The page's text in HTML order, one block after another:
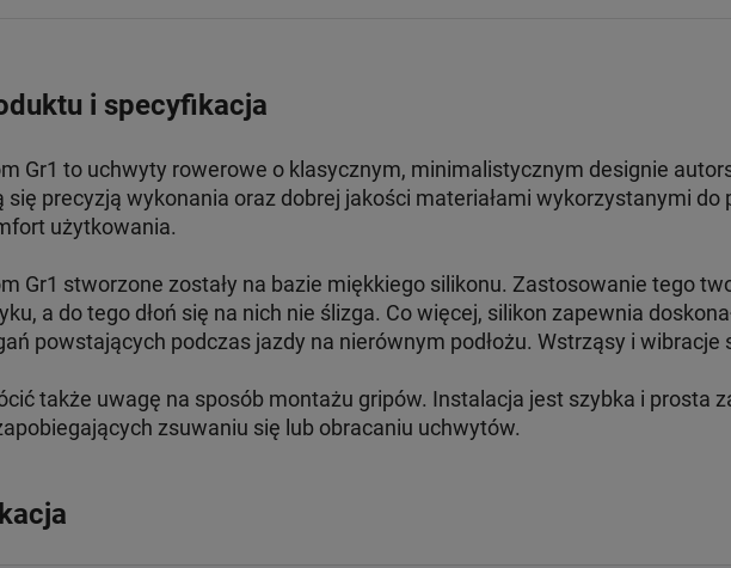
i specyfikacja
Gr1 to uchwyty rowerowe o klasycznym, minimalistycznym designie
się precyzją wykonania oraz dobrej jakości materiałami wykorzystanymi do
użytkowania.
Gr1 stworzone zostały na bazie miękkiego silikonu. Zastosowanie tego
a do tego dłoń się na nich nie ślizga. Co więcej, silikon zapewnia
powstających podczas jazdy na nierównym podłożu. Wstrząsy i wibracje
także uwagę na sposób montażu gripów. Instalacja jest szybka i prosta
zsuwaniu się lub obracaniu uchwytów.